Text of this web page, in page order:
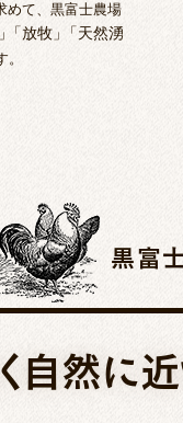
めて、黒富士農場
」 「放牧 」 「 天然湧
黒富
自然に近